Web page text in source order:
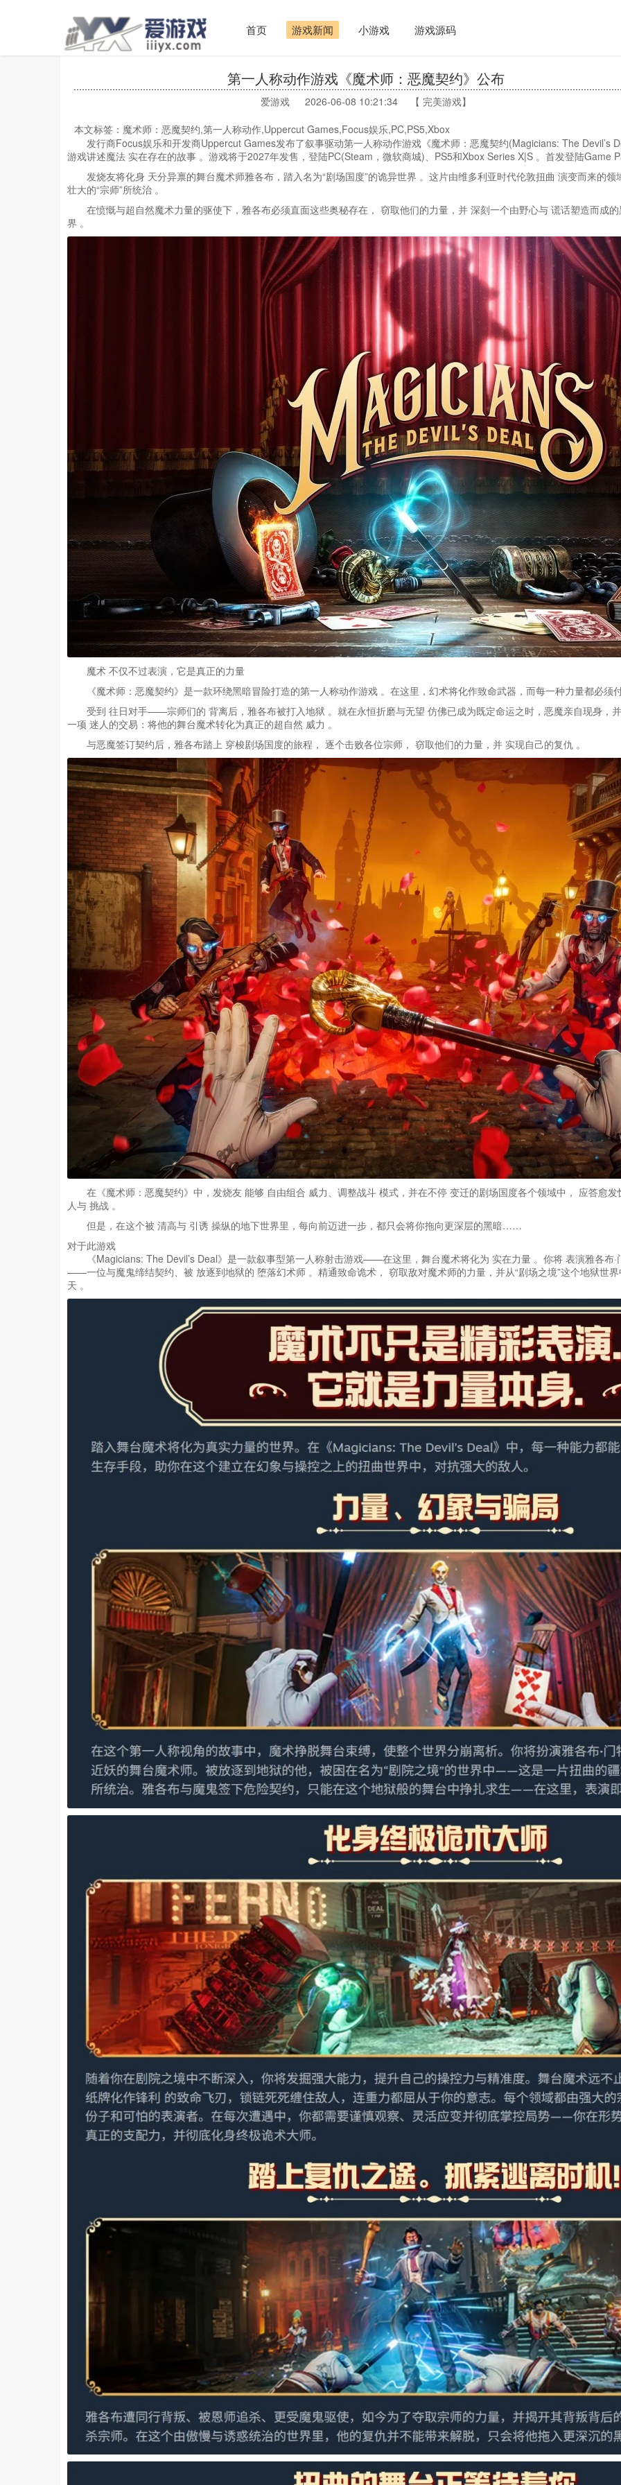
首页 游戏新闻 小游戏 游戏源码
第一人称动作游戏《魔术师：恶魔契约》公布
爱游戏
2026-06-08 10:21:34 【 完美游戏】
本文标签：魔术师：恶魔契约,第一人称动作,Uppercut Games,Focus娱乐,PC,PS5,Xbox
发行商Focus娱乐和开发商Uppercut Games发布了叙事驱动第一人称动作游戏《魔术师：恶魔契约(Magicians: The Devil’s
游戏讲述魔法 实在存在的故事 。游戏将于2027年发售，登陆PC(Steam，微软商城)、PS5和Xbox Series X|S 。首发登陆Game
发烧友将化身 天分异禀的舞台魔术师雅各布，踏入名为“剧场国度”的诡异世界 。这片由维多利亚时代伦敦扭曲 演变而来的领
壮大的“宗师”所统治 。
在愤慨与超自然魔术力量的驱使下，雅各布必须直面这些奥秘存在， 窃取他们的力量，并 深刻一个由野心与 谎话塑造而成
界 。
魔术 不仅不过表演，它是真正的力量
《魔术师：恶魔契约》是一款环绕黑暗冒险打造的第一人称动作游戏 。在这里，幻术将化作致命武器，而每一种力量都必须
受到 往日对手——宗师们的 背离后，雅各布被打入地狱 。就在永恒折磨与无望 仿佛已成为既定命运之时，恶魔亲自现身，
一项 迷人的交易：将他的舞台魔术转化为真正的超自然 威力 。
与恶魔签订契约后，雅各布踏上 穿梭剧场国度的旅程， 逐个击败各位宗师， 窃取他们的力量，并 实现自己的复仇 。
在《魔术师：恶魔契约》中，发烧友 能够 自由组合 威力、调整战斗 模式，并在不停 变迁的剧场国度各个领域中， 应答愈发
人与 挑战 。
但是，在这个被 清高与 引诱 操纵的地下世界里，每向前迈进一步，都只会将你拖向更深层的黑暗……
对于此游戏
《Magicians: The Devil’s Deal》是一款叙事型第一人称射击游戏——在这里，舞台魔术将化为 实在力量 。你将 表演雅各布·
——一位与魔鬼缔结契约、被 放逐到地狱的 堕落幻术师 。精通致命诡术， 窃取敌对魔术师的力量，并从“剧场之境”这个地狱世
天 。